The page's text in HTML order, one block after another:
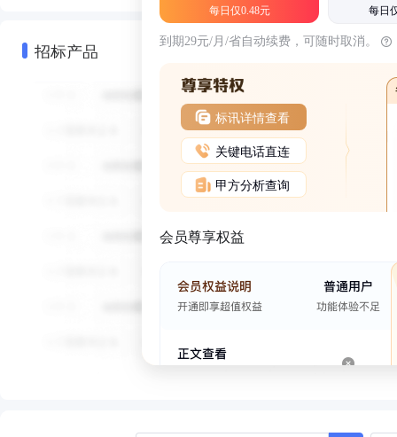
招标产品
每日仅0.48元 每日
到期29元/月/省自动续费，可随时取消。
标讯详情查看
关键电话直连
甲方分析查询
会员尊享权益